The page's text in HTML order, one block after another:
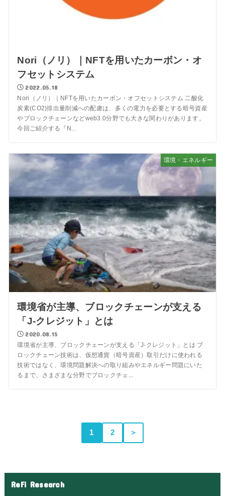
Nori（ノリ）｜NFTを用いたカーボン・オ
フセットシステム
2022.05.18
Nori（ノリ）｜NFTを用いたカーボン・オフセットシステム 二酸化
炭素(CO2)排出量削減への配慮は、多くの電力を必要とする暗号資産
やブロックチェーンなどweb3.0分野でも大きな関わりがあります。
今回ご紹介する『N...
環境・エネルギー
環境省が主導、ブロックチェーンが支える
「J-クレジット」とは
2020.08.15
環境省が主導、ブロックチェーンが支える「J-クレジット」とは ブ
ロックチェーン技術は、仮想通貨（暗号資産）取引だけに使われる
技術ではなく、環境問題解決への取り組みやエネルギー問題にいた
るまで、さまざまな分野でブロックチェ...
1 2 ＞
ReFi Research